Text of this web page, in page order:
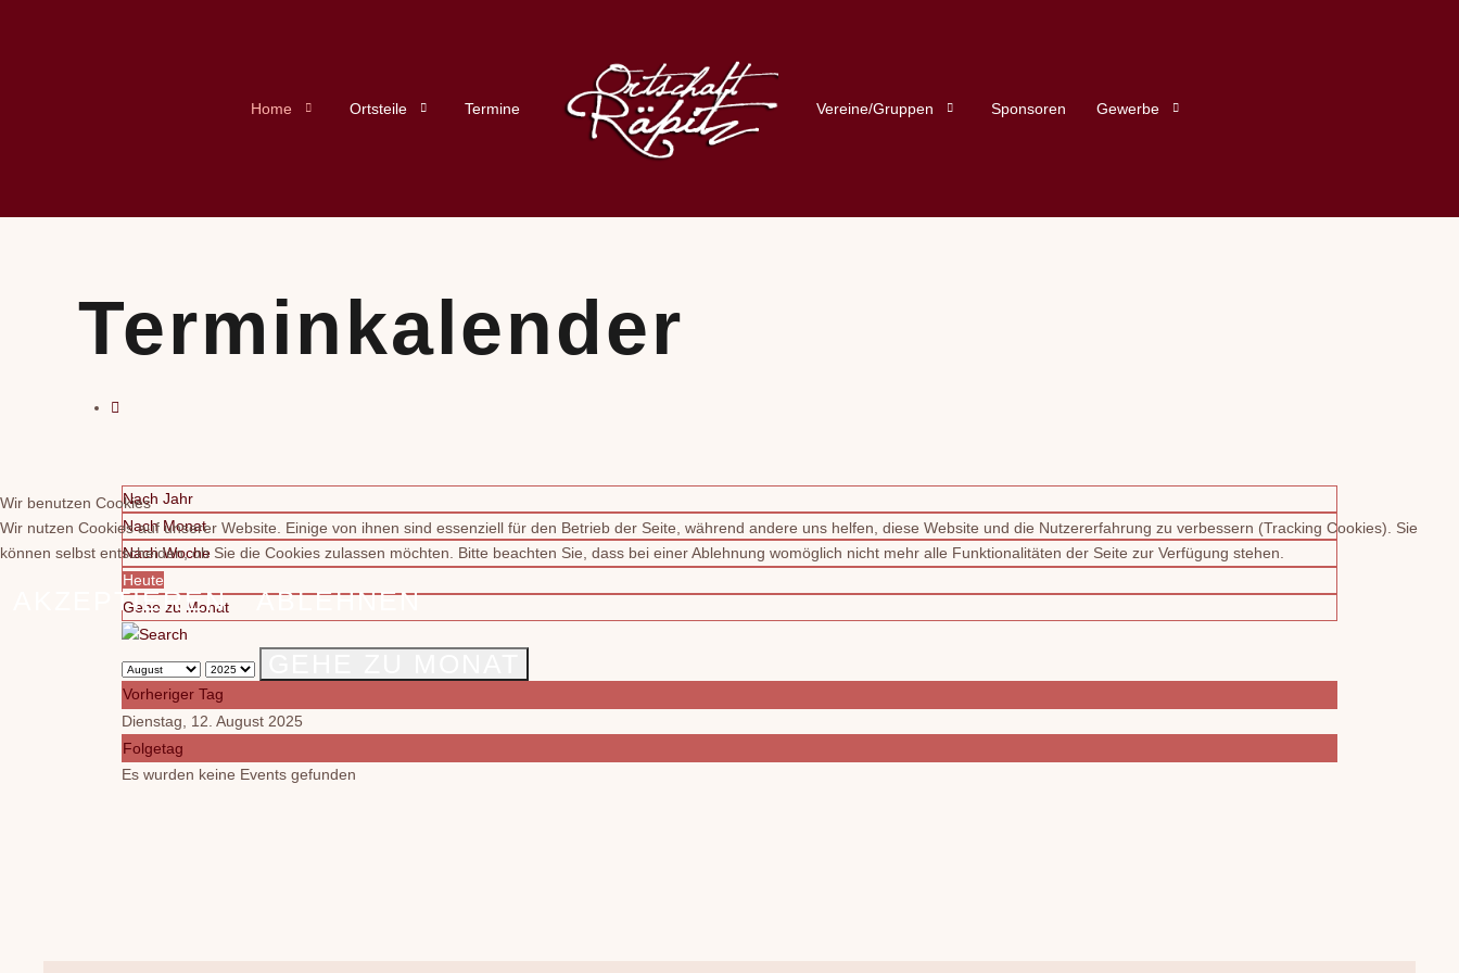
Home Ortsteile Termine Vereine/Gruppen Sponsoren Gewerbe
Terminkalender
Nach Jahr
Nach Monat
Nach Woche
Heute
Gehe zu Monat
Vorheriger Tag
Dienstag, 12. August 2025
Folgetag
Es wurden keine Events gefunden
Wir benutzen Cookies
Wir nutzen Cookies auf unserer Website. Einige von ihnen sind essenziell für den Betrieb der Seite, während andere uns helfen, diese Website und die Nutzererfahrung zu verbessern (Tracking Cookies). Sie
können selbst entscheiden, ob Sie die Cookies zulassen möchten. Bitte beachten Sie, dass bei einer Ablehnung womöglich nicht mehr alle Funktionalitäten der Seite zur Verfügung stehen.
AKZEPTIEREN ABLEHNEN